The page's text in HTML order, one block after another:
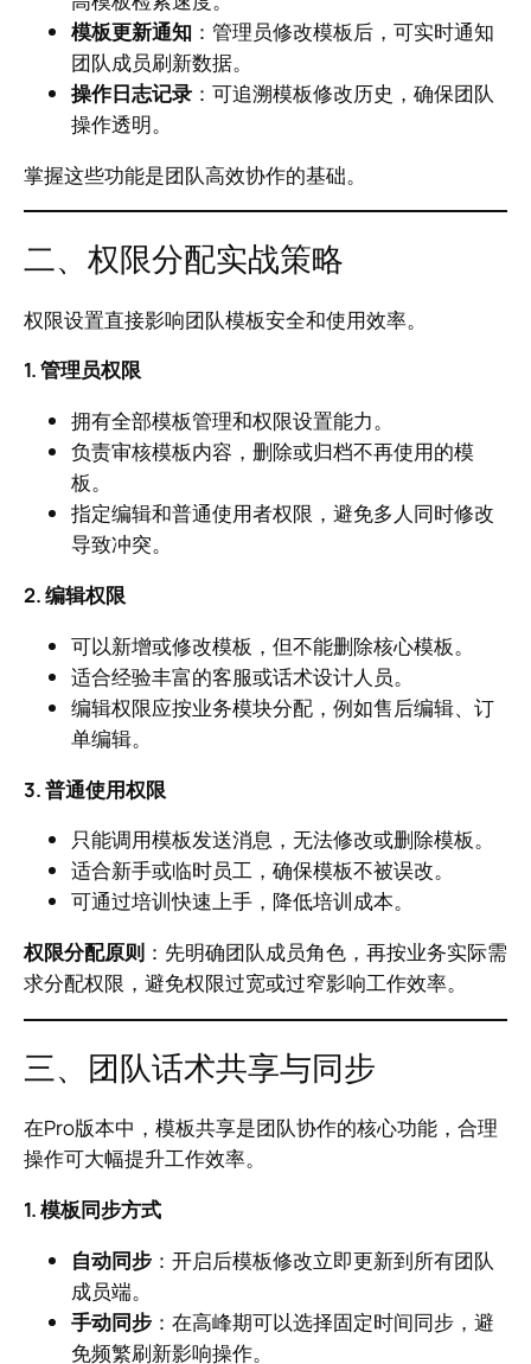
模板更新通知 ：管理员修改模板后，可实时通知
团队成员刷新数据。
操作日志记录 ：可追溯模板修改历史，确保团队
操作透明。
掌握这些功能是团队高效协作的基础。
二、权限分配实战策略
权限设置直接影响团队模板安全和使用效率。
1. 管理员权限
拥有全部模板管理和权限设置能力。
负责审核模板内容，删除或归档不再使用的模
板。
指定编辑和普通使用者权限，避免多人同时修改
导致冲突。
2. 编辑权限
可以新增或修改模板，但不能删除核心模板。
适合经验丰富的客服或话术设计人员。
编辑权限应按业务模块分配，例如售后编辑、订
单编辑。
3. 普通使用权限
只能调用模板发送消息，无法修改或删除模板。
适合新手或临时员工，确保模板不被误改。
可通过培训快速上手，降低培训成本。
权限分配原则 ：先明确团队成员角色，再按业务实际需
求分配权限，避免权限过宽或过窄影响工作效率。
三、团队话术共享与同步
在Pro版本中，模板共享是团队协作的核心功能，合理
操作可大幅提升工作效率。
1. 模板同步方式
自动同步 ：开启后模板修改立即更新到所有团队
成员端。
手动同步 ：在高峰期可以选择固定时间同步，避
免频繁刷新影响操作。